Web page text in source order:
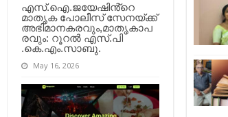
എസ്.ഐ.ജയേഷിൻ്റെ
മാതൃക പോലീസ് സേനയ്ക്ക്
അഭിമാനകരവും,മാതൃകാപ
രവും: റൂറൽ എസ്.പി
.കെ.എം.സാബു.
May 16, 2026